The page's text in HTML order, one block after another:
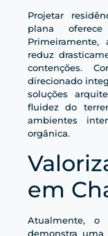
Projetar
plana
Primeiramente,
reduz
contenções.
direcionado
soluções
fluidez do
ambientes
orgânica.
em
Atualmente, o
demonstra uma